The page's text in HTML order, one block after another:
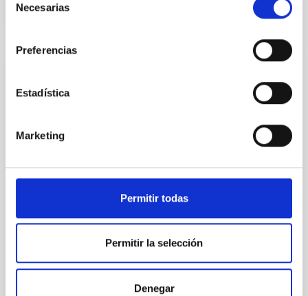
Necesarias
Preferencias
Estadística
Marketing
Permitir todas
Permitir la selección
Denegar
El proyecto “Amanar, bajo el mismo cielo”:
“Amanar: bajo el mismo cielo” es una iniciativa de
Canarias de Amistad con el Pueblo Saharaui
Internacional (IAU), a través de su Oficina de
su centenario, y el Instituto de Astrofísica de
Canarias (IAC). El próximo martes 15 de octubre
equipo internacional de astrónomos y educadores
viajará a los campos de refugiados en Tinduf para